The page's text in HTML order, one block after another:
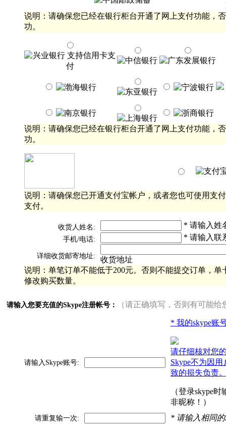
说明：请确保您已经在银行柜台开通了网上支付功能，
功。
说明：请确保您已经在银行柜台开通了网上支付功能，
功。
说明：请确保您已开通支付宝帐户，或者您也可使用支
支付。
收货人姓名: * 请输入姓
手机/电话: * 请输入联
详细收货邮寄地址:
收货地址
说明：单笔订单不能低于200元。否则不能提交订单，单
修改购买数量。
请输入您要充值的Skype注册帐号： （请正确填写，否则有可能给
请输入Skype账号:
* 我的skype账
请仔细核对您
Skype不为因
致的损失负责
（登录skype
非昵称！）
请重复输一次: * 请输入相同的